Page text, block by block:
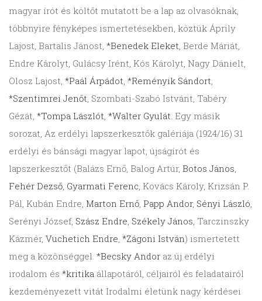
magyar írót és költőt mutatott be a lap az olvasóknak,
többnyire fényképes ismertetésekben, köztük Áprily
Lajost, Bartalis Jánost, *Benedek Eleket, Berde Máriát,
Endre Károlyt, Gulácsy Irént, Kós Károlyt, Nagy Dánielt,
Olosz Lajost, *Paál Árpádot, *Reményik Sándort,
*Szentimrei Jenőt, Szombati-Szabó Istvánt, Tabéry
Gézát, *Tompa Lászlót, *Walter Gyulát. Egy másik
sorozat, Az erdélyi lapszerkesztők galériája (1924/16) 31
erdélyi és bánsági magyar lapot, újságírót és
lapszerkesztőt (Balázs Ernő, Balog Artúr, Botos János,
Fehér Dezső, Gyarmati Ferenc, Kovács Károly, Krizsán P.
Pál, Kubán Endre, Marton Ernő, Papp Andor, Sényi László,
Serényi József, Szász Endre, Székely János, Tarczinszky
Kázmér, Vuchetich Endre, *Zágoni István) ismertetett
meg a közönséggel. *Becsky Andor az új erdélyi
irodalom és *kritika állapotáról, céljairól és feladatairól
kezdeményezett vitát Irodalmi életünk nagy kérdései